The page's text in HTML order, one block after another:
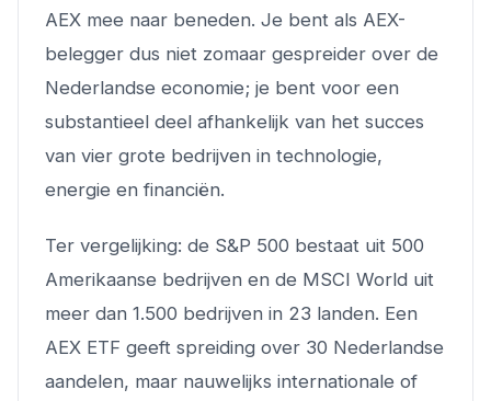
AEX mee naar beneden. Je bent als AEX-
belegger dus niet zomaar gespreider over de
Nederlandse economie; je bent voor een
substantieel deel afhankelijk van het succes
van vier grote bedrijven in technologie,
energie en financiën.
Ter vergelijking: de S&P 500 bestaat uit 500
Amerikaanse bedrijven en de MSCI World uit
meer dan 1.500 bedrijven in 23 landen. Een
AEX ETF geeft spreiding over 30 Nederlandse
aandelen, maar nauwelijks internationale of